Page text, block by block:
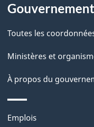
d
e
l
a
p
propos
de
ce
site
Toutes les
Ministères et
À propos du
Thèmes
Emplois